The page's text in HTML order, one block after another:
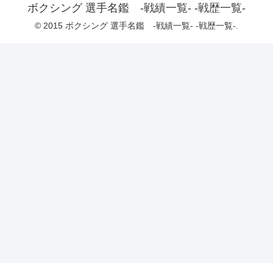
ボクシング 選手名鑑 -戦績一覧- -戦歴一覧-
© 2015 ボクシング 選手名鑑 -戦績一覧- -戦歴一覧-.